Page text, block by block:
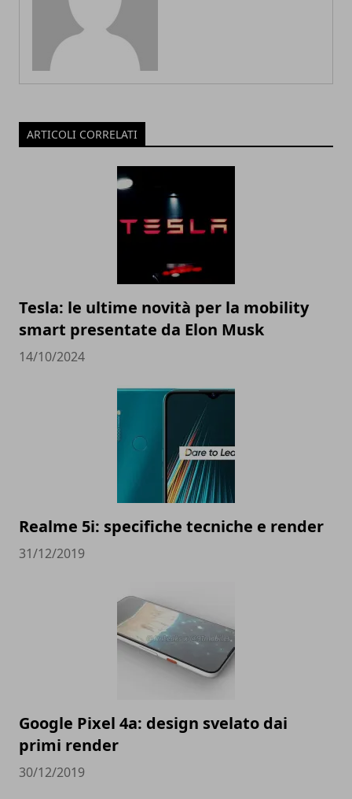
ARTICOLI CORRELATI
Tesla: le ultime novità per la mobility
smart presentate da Elon Musk
14/10/2024
Realme 5i: specifiche tecniche e render
31/12/2019
Google Pixel 4a: design svelato dai
primi render
30/12/2019